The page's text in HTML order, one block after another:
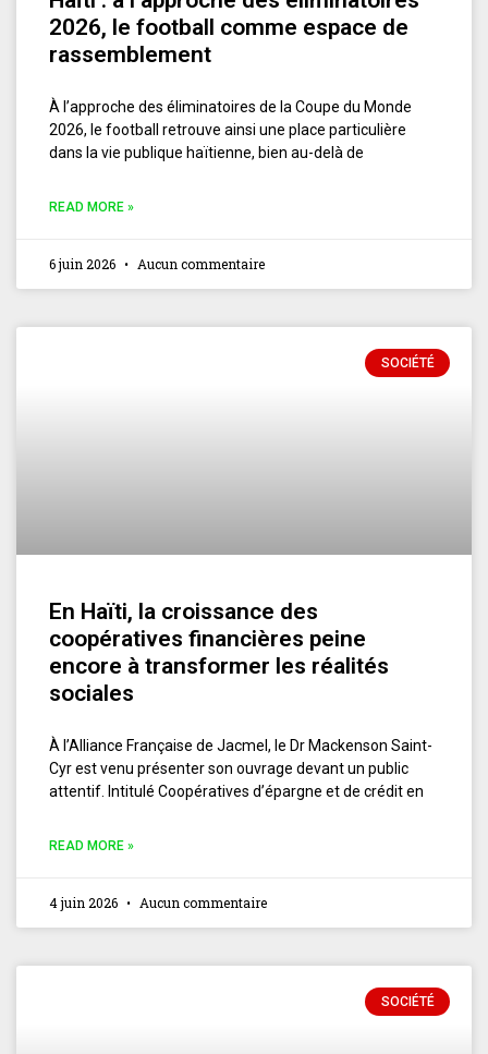
2026, le football comme espace de
rassemblement
À l’approche des éliminatoires de la Coupe du Monde
2026, le football retrouve ainsi une place particulière
dans la vie publique haïtienne, bien au-delà de
READ MORE »
6 juin 2026 Aucun commentaire
SOCIÉTÉ
En Haïti, la croissance des
coopératives financières peine
encore à transformer les réalités
sociales
À l’Alliance Française de Jacmel, le Dr Mackenson Saint-
Cyr est venu présenter son ouvrage devant un public
attentif. Intitulé Coopératives d’épargne et de crédit en
READ MORE »
4 juin 2026 Aucun commentaire
SOCIÉTÉ